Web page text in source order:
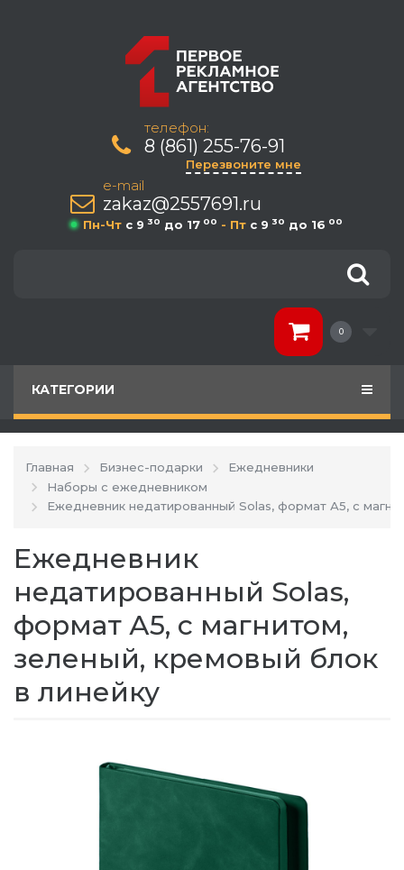
телефон:
8 (861) 255-76-91
Перезвоните мне
e-mail
zakaz@2557691.ru
Пн-Чт c 9 30 до 17 00 - Пт c 9 30 до 16 00
0
КАТЕГОРИИ
Главная Бизнес-подарки
Ежедневники
Наборы с ежедневником
Ежедневник недатированный Solas, формат А5, с
Ежедневник
недатированный Solas,
формат А5, с магнитом,
зеленый, кремовый блок
в линейку